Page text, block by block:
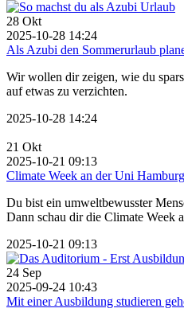
28 Okt
2025-10-28 14:24
Als Azubi den Sommerurlaub
Wir wollen dir zeigen, wie du
auf etwas zu verzichten.
2025-10-28 14:24
21 Okt
2025-10-21 09:13
Climate Week an der Uni Hamburg
Du bist ein umweltbewusster
Dann schau dir die Climate Week
2025-10-21 09:13
24 Sep
2025-09-24 10:43
Mit einer Ausbildung studieren